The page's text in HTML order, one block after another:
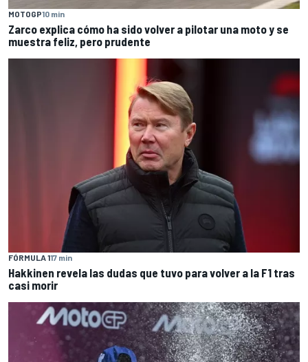
MOTOGP10 min
Zarco explica cómo ha sido volver a pilotar una moto y se
muestra feliz, pero prudente
FÓRMULA 117 min
Hakkinen revela las dudas que tuvo para volver a la F1 tras
casi morir